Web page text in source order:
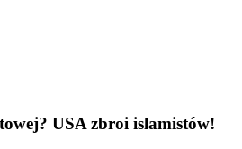
USA zbroi islamistów!